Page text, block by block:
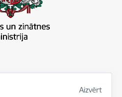
Aizvērt